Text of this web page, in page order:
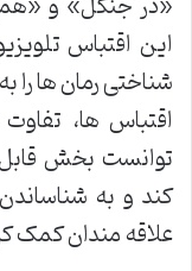
این اقتباس
شناختی رمان ها را
اقتباس ها،
توانست بخش
کند و به
علاقه مندان کمک